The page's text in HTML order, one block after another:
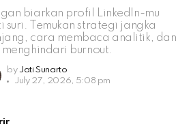
biarkan profil LinkedIn-mu
suri. Temukan strategi jangka
cara membaca analitik, dan
menghindari burnout.
by Jati Sunarto
July 27, 2026, 5:08 pm